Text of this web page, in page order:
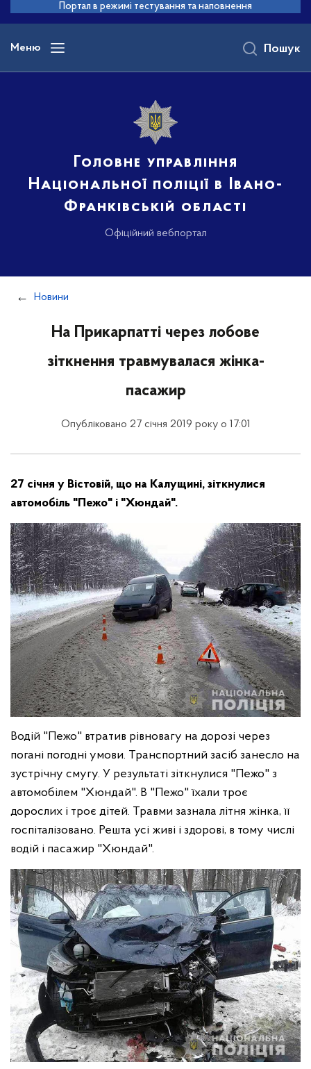
основного
вмісту
Портал в режимі тестування та наповнення
Меню
Головне управління
Національної поліції в Івано-
Франківській області
Офіційний вебпортал
Пошук
Новини
На Прикарпатті через лобове
зіткнення травмувалася жінка-
пасажир
Опубліковано 27 січня 2019 року о 17:01
27 січня у Вістовій, що на Калущині, зіткнулися
автомобіль "Пежо" і "Хюндай".
Водій "Пежо" втратив рівновагу на дорозі через
погані погодні умови. Транспортний засіб занесло на
зустрічну смугу. У результаті зіткнулися "Пежо" з
автомобілем "Хюндай". В "Пежо" їхали троє
дорослих і троє дітей. Травми зазнала літня жінка, її
госпіталізовано. Решта усі живі і здорові, в тому числі
водій і пасажир "Хюндай".